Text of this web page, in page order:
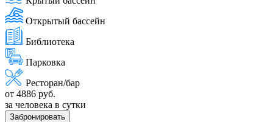
Открытый бассейн
Библиотека
Парковка
Ресторан/бар
от 4886 руб.
за человека в сутки
Забронировать